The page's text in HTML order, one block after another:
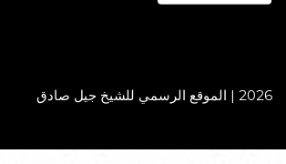
2026 | الموقع الرسمي للشيخ جيل صادق